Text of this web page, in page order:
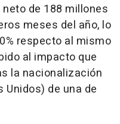
de 188 millones
meses del año, lo
respecto al mismo
al impacto que
la nacionalización
Unidos) de una de